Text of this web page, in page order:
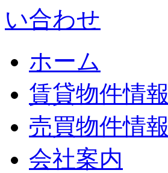
ホーム
賃貸物件情報
売買物件情報
会社案内